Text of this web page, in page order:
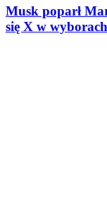
Musk poparł
się X w wyborach